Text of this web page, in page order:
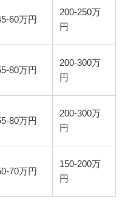
60万円
200-250万
円
80万円
200-300万
円
80万円
200-300万
円
70万円
150-200万
円